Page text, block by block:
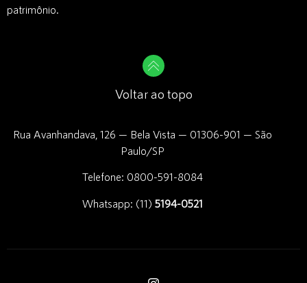
patrimônio.
Voltar ao topo
Rua Avanhandava, 126 — Bela Vista — 01306-901 — São
Paulo/SP
Telefone: 0800-591-8084
Whatsapp: (11) 5194-0521